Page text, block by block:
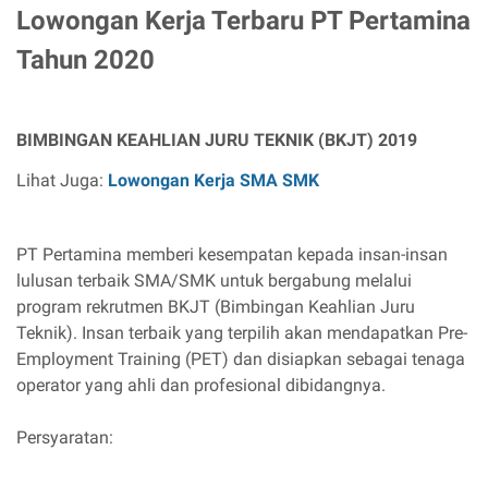
Lowongan Kerja Terbaru PT Pertamina
Tahun 2020
BIMBINGAN KEAHLIAN JURU TEKNIK (BKJT) 2019
Lihat Juga: Lowongan Kerja SMA SMK
PT Pertamina memberi kesempatan kepada insan-insan
lulusan terbaik SMA/SMK untuk bergabung melalui
program rekrutmen BKJT (Bimbingan Keahlian Juru
Teknik). Insan terbaik yang terpilih akan mendapatkan Pre-
Employment Training (PET) dan disiapkan sebagai tenaga
operator yang ahli dan profesional dibidangnya.
Persyaratan: